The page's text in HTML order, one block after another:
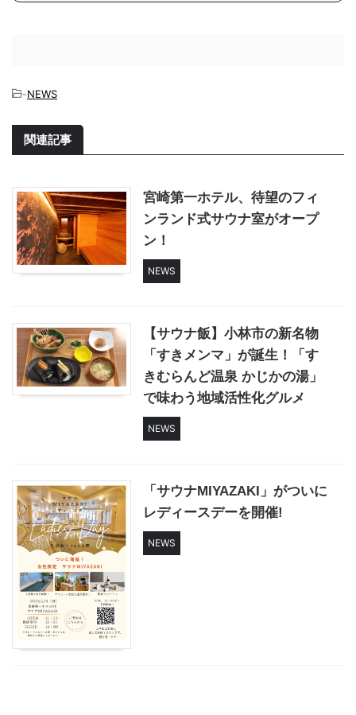
-NEWS
関連記事
宮崎第一ホテル、待望のフィ
ンランド式サウナ室がオープ
ン！
NEWS
【サウナ飯】小林市の新名物
「すきメンマ」が誕生！「す
きむらんど温泉 かじかの湯」
で味わう地域活性化グルメ
NEWS
「サウナMIYAZAKI」がついに
レディースデーを開催!
NEWS